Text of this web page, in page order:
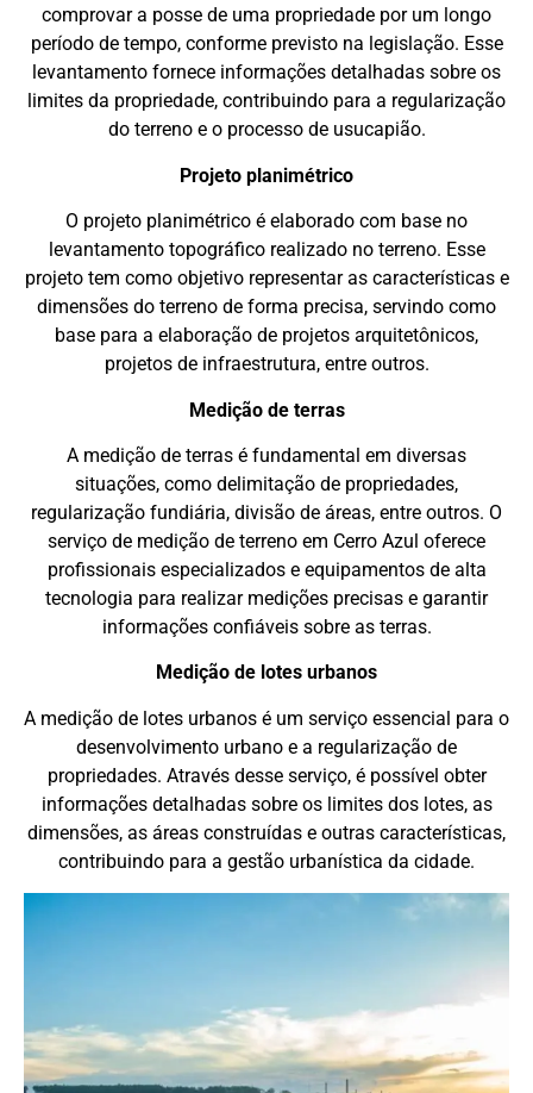
comprovar a posse de uma propriedade por um longo
período de tempo, conforme previsto na legislação. Esse
levantamento fornece informações detalhadas sobre os
limites da propriedade, contribuindo para a regularização
do terreno e o processo de usucapião.
Projeto planimétrico
O projeto planimétrico é elaborado com base no
levantamento topográfico realizado no terreno. Esse
projeto tem como objetivo representar as características e
dimensões do terreno de forma precisa, servindo como
base para a elaboração de projetos arquitetônicos,
projetos de infraestrutura, entre outros.
Medição de terras
A medição de terras é fundamental em diversas
situações, como delimitação de propriedades,
regularização fundiária, divisão de áreas, entre outros. O
serviço de medição de terreno em Cerro Azul oferece
profissionais especializados e equipamentos de alta
tecnologia para realizar medições precisas e garantir
informações confiáveis sobre as terras.
Medição de lotes urbanos
A medição de lotes urbanos é um serviço essencial para o
desenvolvimento urbano e a regularização de
propriedades. Através desse serviço, é possível obter
informações detalhadas sobre os limites dos lotes, as
dimensões, as áreas construídas e outras características,
contribuindo para a gestão urbanística da cidade.